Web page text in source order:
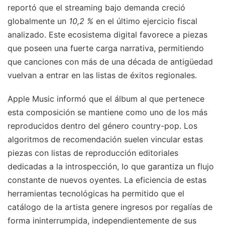
reportó que el streaming bajo demanda creció
globalmente un 10,2 % en el último ejercicio fiscal
analizado. Este ecosistema digital favorece a piezas
que poseen una fuerte carga narrativa, permitiendo
que canciones con más de una década de antigüedad
vuelvan a entrar en las listas de éxitos regionales.
Apple Music informó que el álbum al que pertenece
esta composición se mantiene como uno de los más
reproducidos dentro del género country-pop. Los
algoritmos de recomendación suelen vincular estas
piezas con listas de reproducción editoriales
dedicadas a la introspección, lo que garantiza un flujo
constante de nuevos oyentes. La eficiencia de estas
herramientas tecnológicas ha permitido que el
catálogo de la artista genere ingresos por regalías de
forma ininterrumpida, independientemente de sus